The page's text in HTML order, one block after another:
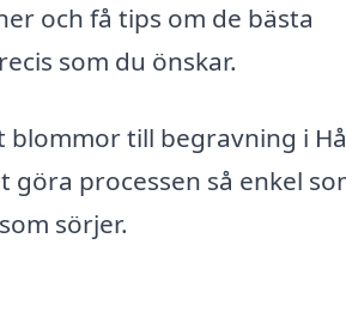
och få tips om de bästa
som du önskar.
till begravning i
processen så enkel
sörjer.